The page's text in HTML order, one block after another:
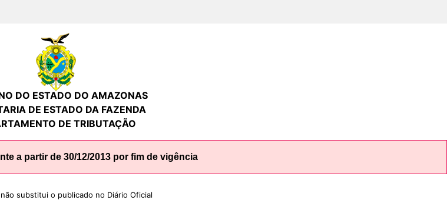
DO ESTADO DO AMAZONAS
DE ESTADO DA FAZENDA
DE TRIBUTAÇÃO
a partir de 30/12/2013 por fim de vigência
substitui o publicado no Diário Oficial